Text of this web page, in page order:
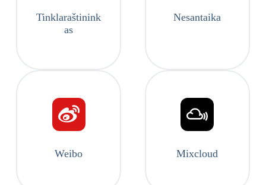
Tinklaraštinink
as
Nesantaika
Weibo Mixcloud